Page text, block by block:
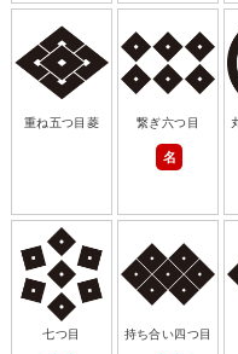
重ね五つ目菱 繋ぎ六つ目
名
七つ目 持ち合い四つ目